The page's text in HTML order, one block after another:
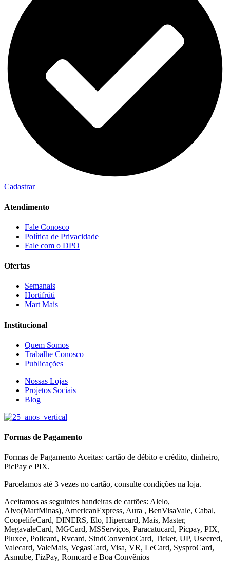
Cadastrar
Atendimento
Fale Conosco
Política de Privacidade
Fale com o DPO
Ofertas
Semanais
Hortifrúti
Mart Mais
Institucional
Quem Somos
Trabalhe Conosco
Publicações
Nossas Lojas
Projetos Sociais
Blog
Formas de Pagamento
Formas de Pagamento Aceitas: cartão de débito e crédito, dinheiro,
PicPay e PIX.
Parcelamos até 3 vezes no cartão, consulte condições na loja.
Aceitamos as seguintes bandeiras de cartões: Alelo,
Alvo(MartMinas), AmericanExpress, Aura , BenVisaVale, Cabal,
CoopelifeCard, DINERS, Elo, Hipercard, Mais, Master,
MegavaleCard, MGCard, MSServiços, Paracatucard, Picpay, PIX,
Pluxee, Policard, Rvcard, SindConvenioCard, Ticket, UP, Usecred,
Valecard, ValeMais, VegasCard, Visa, VR, LeCard, SysproCard,
Asmube, FizPay, Romcard e Boa Convênios